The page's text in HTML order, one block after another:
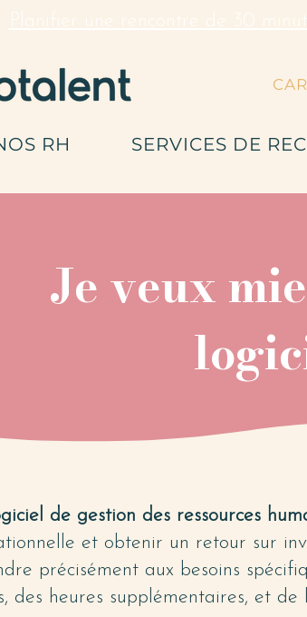
Planifier une rencontre de 30
RH SERVICES DE
Je veux
de gestion des ressources
et obtenir un retour sur
précisément aux besoins
des heures supplémentaires, et de